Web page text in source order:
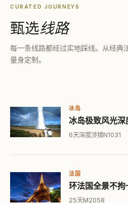
CURATED JOURNEYS
甄选线路
每一条线路都经过实地踩线。从经典
量身定制。
冰岛
冰岛极致风光深
6天深度涉猎N1031
法国
环法国全景不拘
25天M2058